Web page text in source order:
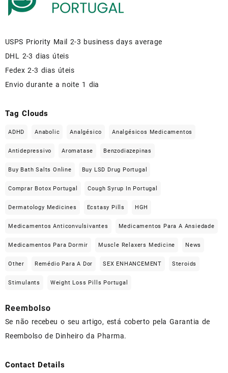
USPS Priority Mail 2-3 business days average
DHL 2-3 dias úteis
Fedex 2-3 dias úteis
Envio durante a noite 1 dia
Tag Clouds
ADHD Anabolic Analgésico Analgésicos Medicamentos
Antidepressivo Aromatase Benzodiazepinas
Buy Bath Salts Online Buy LSD Drug Portugal
Comprar Botox Portugal Cough Syrup In Portugal
Dermatology Medicines Ecstasy Pills HGH
Medicamentos Anticonvulsivantes Medicamentos Para A Ansiedade
Medicamentos Para Dormir Muscle Relaxers Medicine News
Other Remédio Para A Dor SEX ENHANCEMENT Steroids
Stimulants Weight Loss Pills Portugal
Reembolso
Se não recebeu o seu artigo, está coberto pela Garantia de
Reembolso de Dinheiro da Pharma.
Contact Details